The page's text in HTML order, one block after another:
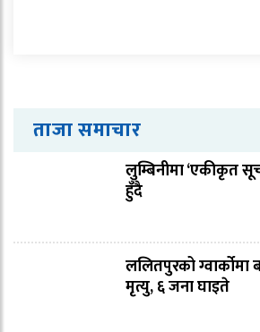
ताजा समाचार
लुम्बिनीमा ‘एकीकृत
हुँदै
ललितपुरको
मृत्यु, ६ जना घाइते